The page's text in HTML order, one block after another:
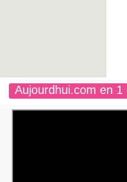
Aujourdhui.com en 1